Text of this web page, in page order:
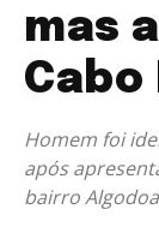
mas
Cabo
Homem foi
após
bairro